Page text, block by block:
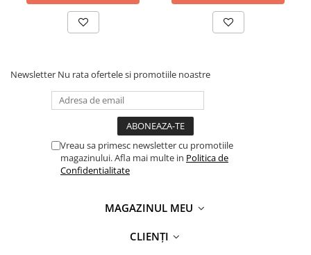
Newsletter Nu rata ofertele si promotiile noastre
Vreau sa primesc newsletter cu promotiile
magazinului. Afla mai multe in Politica de
Confidentialitate
MAGAZINUL MEU
CLIENȚI